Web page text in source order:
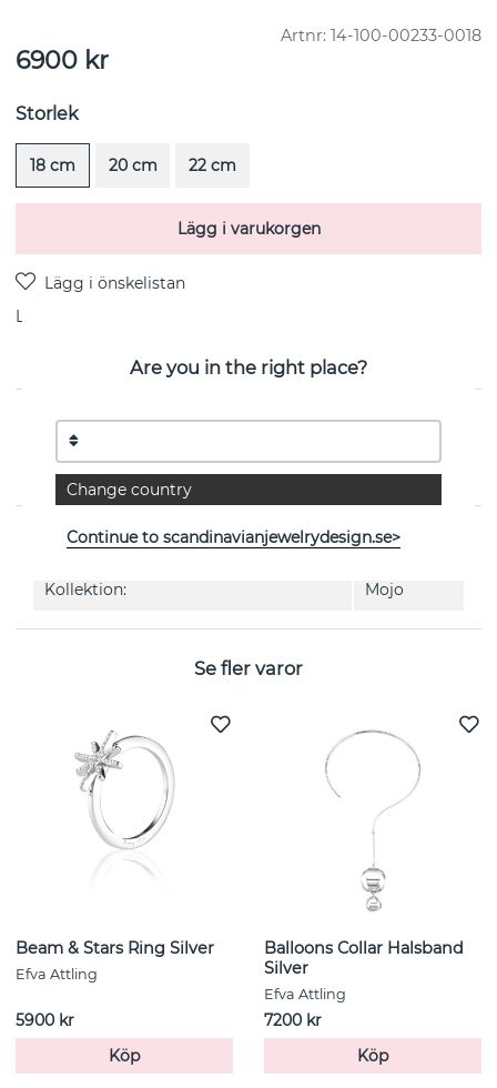
Artnr: 14-100-00233-0018
6900 kr
Storlek
18 cm 20 cm 22 cm
Lägg i varukorgen
Leverans:
PRODUKTBESKRIVNING
Mojo Brace armband i sterlingsilver från svenska Efva
Attling
EGENSKAPER
Kollektion: Mojo
Se fler varor
Beam & Stars Ring Silver
Efva Attling
5900 kr
Köp
Balloons Collar Halsband
Silver
Efva Attling
7200 kr
Köp
Are you in the right place?
Change country
Continue to scandinavianjewelrydesign.se>